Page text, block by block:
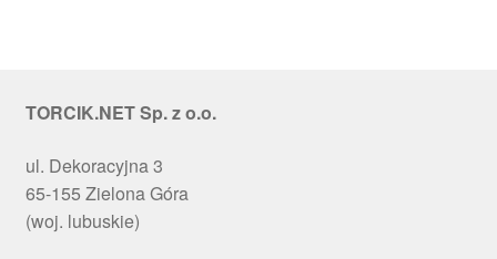
TORCIK.NET Sp. z o.o.
ul. Dekoracyjna 3
65-155 Zielona Góra
(woj. lubuskie)